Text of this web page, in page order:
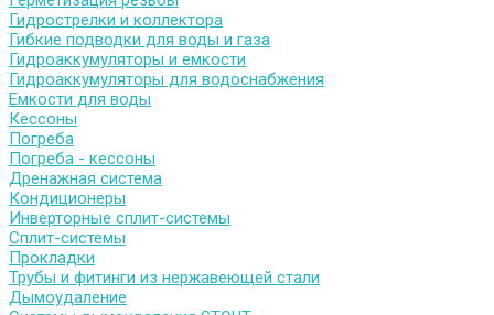
Гидрострелки и коллектора
Гибкие подводки для воды и газа
Гидроаккумуляторы и емкости
Гидроаккумуляторы для водоснабжения
Емкости для воды
Кессоны
Погреба
Погреба - кессоны
Дренажная система
Кондиционеры
Инверторные сплит-системы
Сплит-системы
Прокладки
Трубы и фитинги из нержавеющей стали
Дымоудаление